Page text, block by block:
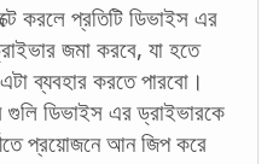
প্রতিটি ডিভাইস এর
জমা করবে, যা হতে
ব্যবহার করতে পারবো।
ডিভাইস এর ড্রাইভারকে
প্রয়োজনে আন জিপ করে